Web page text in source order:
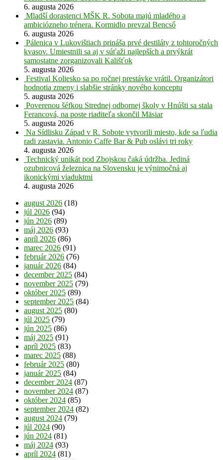
6. augusta 2026
Mladší dorastenci MŠK R. Sobota majú mladého a
ambiciózneho trénera. Kormidlo prevzal Bencső
6. augusta 2026
Pálenica v Lukovištiach prináša prvé destiláty z tohtoročných
kvasov. Umiestnili sa aj v súťaži najlepších a prvýkrát
samostatne zorganizovali Kališťok
5. augusta 2026
Festival Koliesko sa po ročnej prestávke vrátil. Organizátori
hodnotia zmeny i slabšie stránky nového konceptu
5. augusta 2026
Poverenou šéfkou Strednej odbornej školy v Hnúšti sa stala
Ferancová, na poste riaditeľa skončil Mäsiar
5. augusta 2026
Na Sídlisku Západ v R. Sobote vytvorili miesto, kde sa ľudia
radi zastavia. Antonio Caffe Bar & Pub oslávi tri roky
4. augusta 2026
Technický unikát pod Zbojskou čaká údržba. Jediná
ozubnicová železnica na Slovensku je výnimočná aj
ikonickými viaduktmi
4. augusta 2026
august 2026 (18)
júl 2026 (94)
jún 2026 (89)
máj 2026 (93)
apríl 2026 (86)
marec 2026 (91)
február 2026 (76)
január 2026 (84)
december 2025 (84)
november 2025 (79)
október 2025 (89)
september 2025 (84)
august 2025 (80)
júl 2025 (79)
jún 2025 (86)
máj 2025 (91)
apríl 2025 (83)
marec 2025 (88)
február 2025 (80)
január 2025 (84)
december 2024 (87)
november 2024 (87)
október 2024 (85)
september 2024 (82)
august 2024 (79)
júl 2024 (90)
jún 2024 (81)
máj 2024 (93)
apríl 2024 (81)